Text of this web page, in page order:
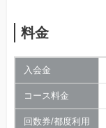
料金
入会金
コース料金
回数券/都度利用